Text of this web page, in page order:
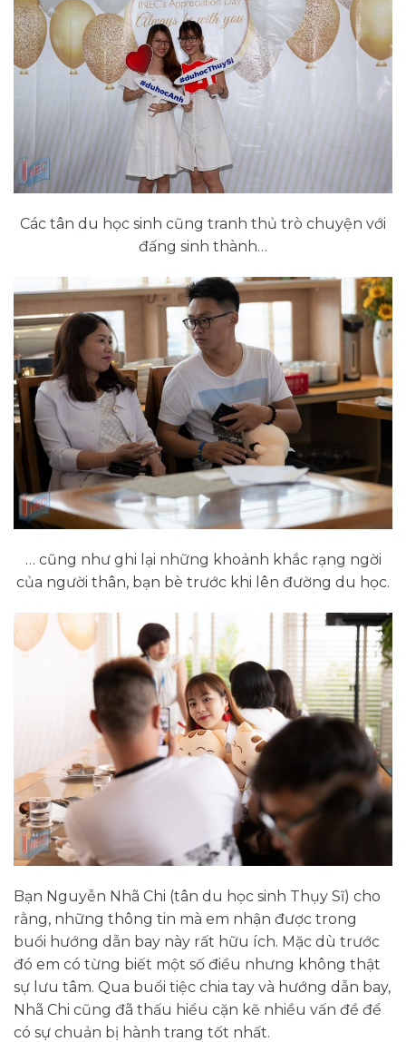
Các tân du học sinh cũng tranh thủ trò chuyện với
đấng sinh thành…
… cũng như ghi lại những khoảnh khắc rạng ngời
của người thân, bạn bè trước khi lên đường du học.
Bạn Nguyễn Nhã Chi (tân du học sinh Thụy Sĩ) cho
rằng, những thông tin mà em nhận được trong
buổi hướng dẫn bay này rất hữu ích. Mặc dù trước
đó em có từng biết một số điều nhưng không thật
sự lưu tâm. Qua buổi tiệc chia tay và hướng dẫn bay,
Nhã Chi cũng đã thấu hiểu cặn kẽ nhiều vấn đề để
có sự chuản bị hành trang tốt nhất.